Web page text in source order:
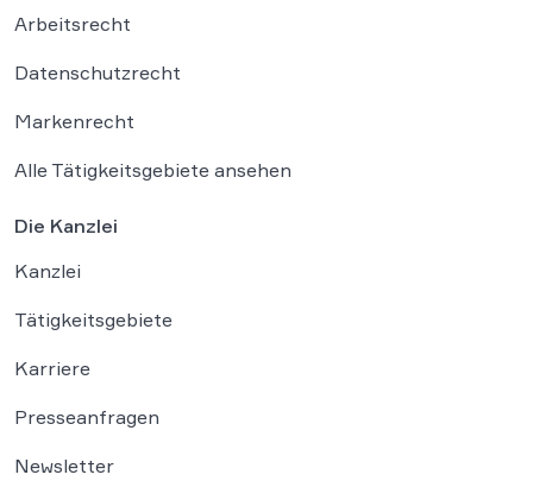
Arbeitsrecht
Datenschutzrecht
Markenrecht
Alle Tätigkeitsgebiete ansehen
Die Kanzlei
Kanzlei
Tätigkeitsgebiete
Karriere
Presseanfragen
Newsletter